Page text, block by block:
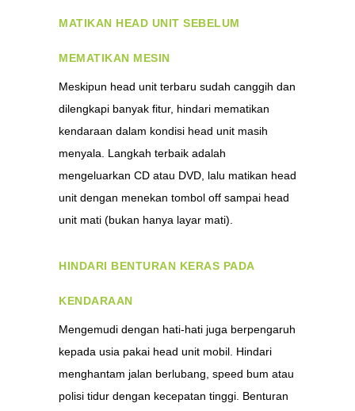
MATIKAN HEAD UNIT SEBELUM
MEMATIKAN MESIN
Meskipun head unit terbaru sudah canggih dan
dilengkapi banyak fitur, hindari mematikan
kendaraan dalam kondisi head unit masih
menyala. Langkah terbaik adalah
mengeluarkan CD atau DVD, lalu matikan head
unit dengan menekan tombol off sampai head
unit mati (bukan hanya layar mati).
HINDARI BENTURAN KERAS PADA
KENDARAAN
Mengemudi dengan hati-hati juga berpengaruh
kepada usia pakai head unit mobil. Hindari
menghantam jalan berlubang, speed bum atau
polisi tidur dengan kecepatan tinggi. Benturan